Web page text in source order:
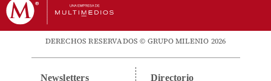
DERECHOS RESERVADOS © GRUPO MILENIO 2026
Newsletters Directorio